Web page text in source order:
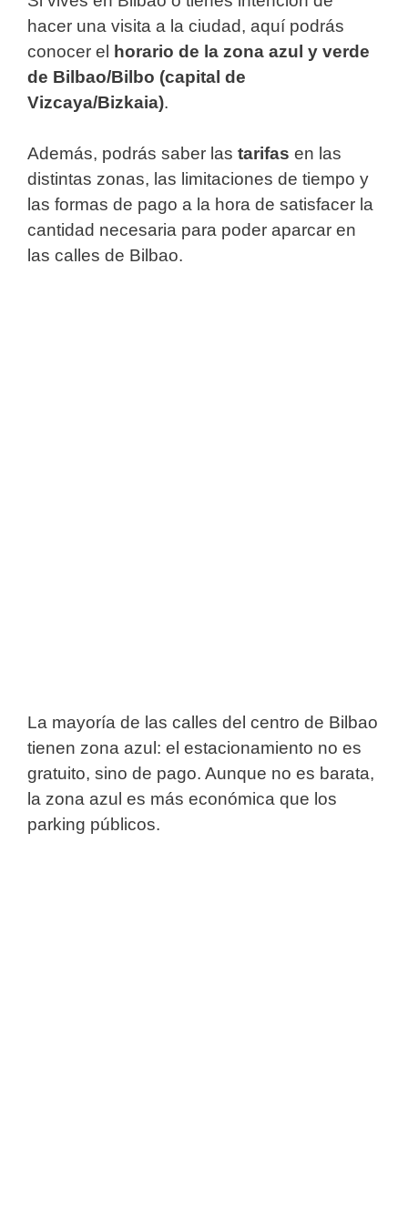
hacer una visita a la ciudad, aquí podrás
conocer el horario de la zona azul y verde
de Bilbao/Bilbo (capital de
Vizcaya/Bizkaia).
Además, podrás saber las tarifas en las
distintas zonas, las limitaciones de tiempo y
las formas de pago a la hora de satisfacer la
cantidad necesaria para poder aparcar en
las calles de Bilbao.
La mayoría de las calles del centro de Bilbao
tienen zona azul: el estacionamiento no es
gratuito, sino de pago. Aunque no es barata,
la zona azul es más económica que los
parking públicos.